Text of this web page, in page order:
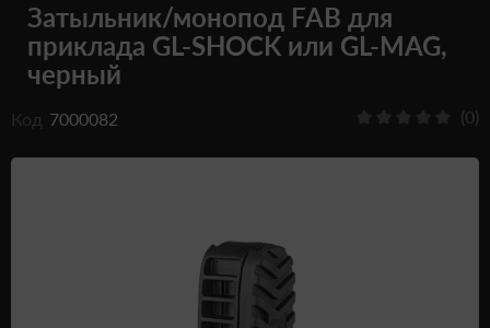
Пистолеты
Оптика
Подарочные Сертификати
Затыльник/монопод FAB для
приклада GL-SHOCK или GL-MAG,
черный
Код 7000082 (0)